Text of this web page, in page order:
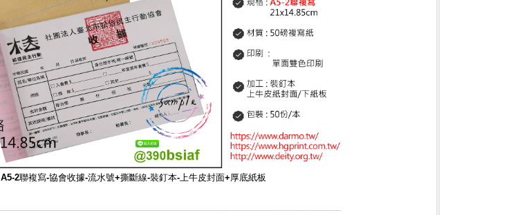
A5-2聯複寫-協會收據-流水號+撕斷線-裝釘本-上牛皮封面+厚底紙板